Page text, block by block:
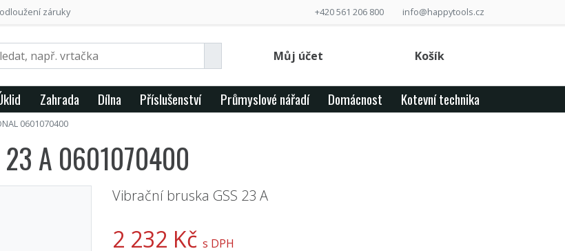
záruky +420 561 206 800 info@happytools.cz
Můj účet Košík
Zahrada Dílna Příslušenství Průmyslové nářadí Domácnost Kotevní technika
0601070400
23 A 0601070400
Vibrační bruska GSS 23 A
2 232 Kč s DPH